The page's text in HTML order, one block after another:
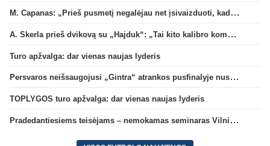
M. Capanas: „Prieš pusmetį negalėjau net įsivaizduoti, kad žaisime prieš „Hajduk“
A. Skerla prieš dvikovą su „Hajduk“: „Tai kito kalibro komanda“
Turo apžvalga: dar vienas naujas lyderis
Persvaros neišsaugojusi „Gintra“ atrankos pusfinalyje nusileido Škotijos čempionėms
TOPLYGOS turo apžvalga: dar vienas naujas lyderis
Pradedantiesiems teisėjams – nemokamas seminaras Vilniuje šį penktadienį